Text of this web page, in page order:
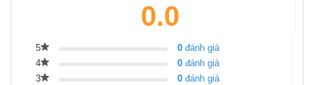
0.0
5 0 đánh giá
4
0 đánh giá
3
0 đánh giá